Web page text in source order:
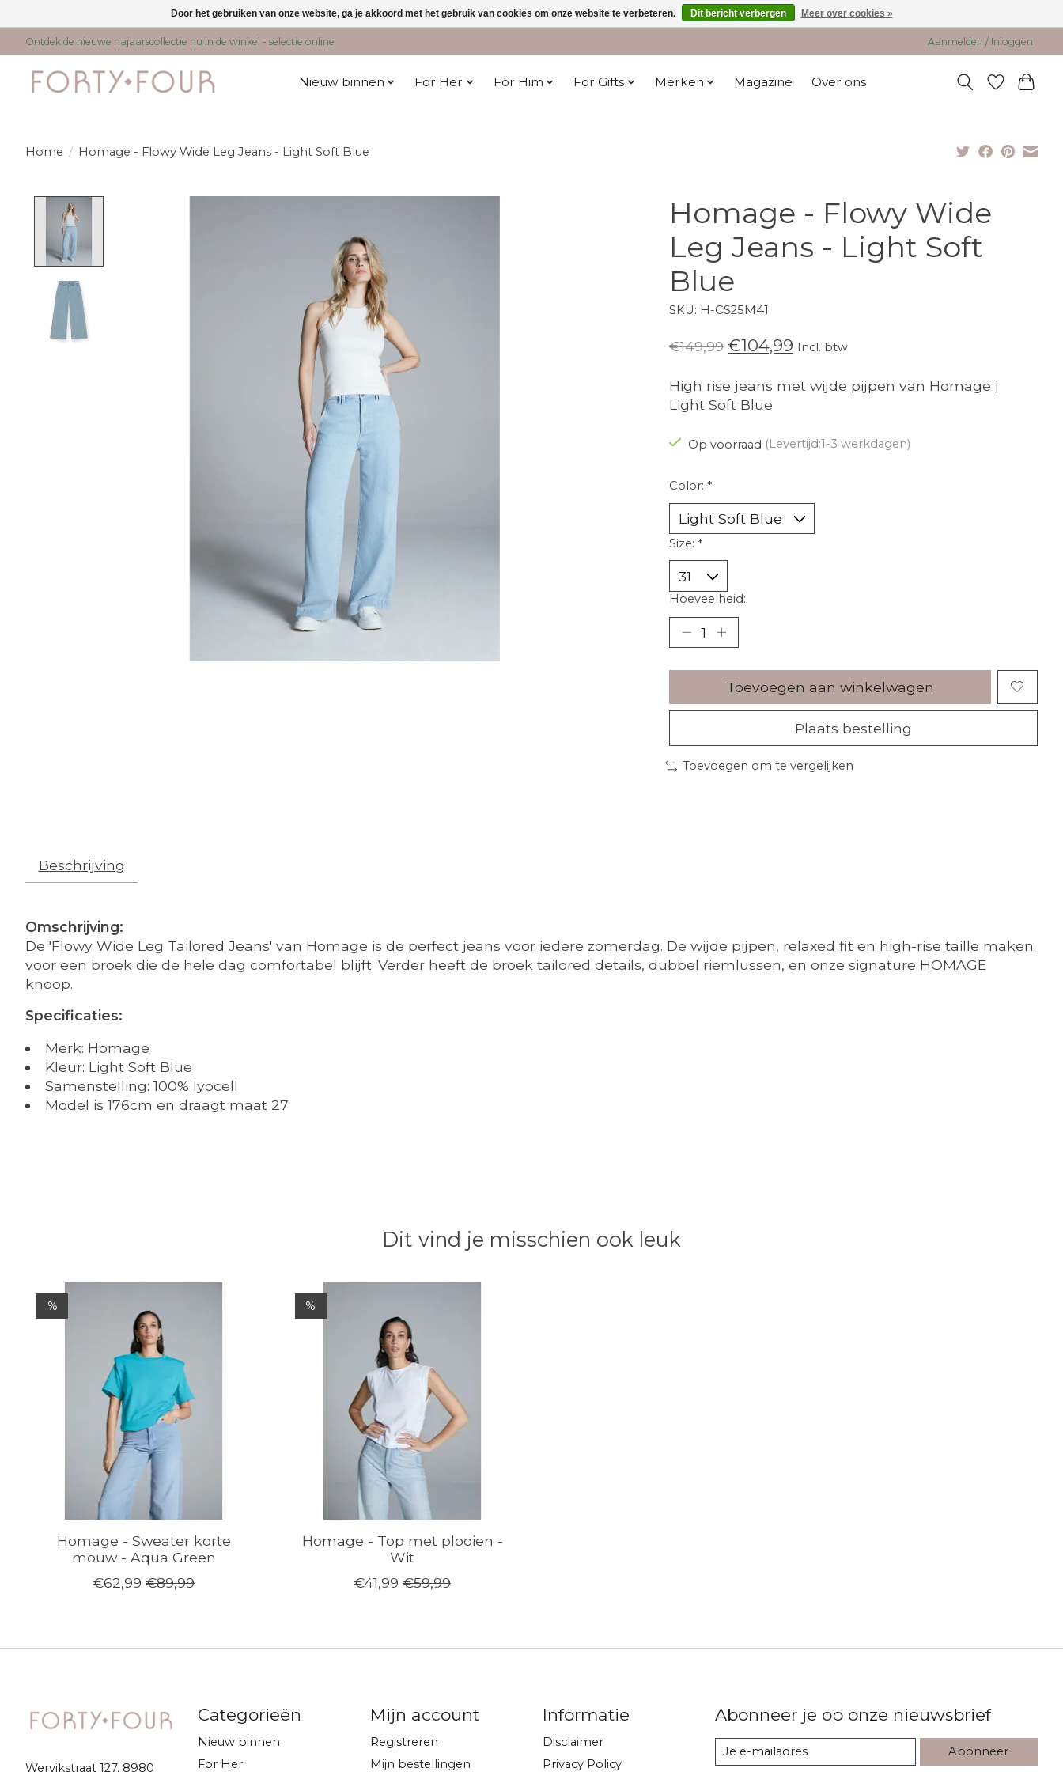
Ontdek de nieuwe najaarscollectie nu in de winkel - selectie online Aanmelden / Inloggen
Nieuw binnen For Her For Him For Gifts Merken Magazine Over ons
Home / Homage - Flowy Wide Leg Jeans - Light Soft Blue
Homage - Flowy Wide
Leg Jeans - Light Soft
Blue
SKU: H-CS25M41
€149,99 €104,99 Incl. btw
High rise jeans met wijde pijpen van Homage |
Light Soft Blue
Op voorraad (Levertijd:1-3 werkdagen)
Color: *
Size: *
Hoeveelheid:
Toevoegen aan winkelwagen
Plaats bestelling
Toevoegen om te vergelijken
Beschrijving
Omschrijving:
De 'Flowy Wide Leg Tailored Jeans' van Homage is de perfect jeans voor iedere zomerdag. De wijde pijpen, relaxed fit en high-rise taille maken
voor een broek die de hele dag comfortabel blijft. Verder heeft de broek tailored details, dubbel riemlussen, en onze signature HOMAGE
knoop.
Specificaties:
Merk: Homage
Kleur: Light Soft Blue
Samenstelling: 100% lyocell
Model is 176cm en draagt maat 27
Dit vind je misschien ook leuk
Items van productcarrousel
%
Homage - Sweater korte
mouw - Aqua Green
€62,99 €89,99
%
Homage - Top met plooien -
Wit
€41,99 €59,99
Wervikstraat 127, 8980
Categorieën
Nieuw binnen
For Her
Mijn account
Registreren
Mijn bestellingen
Informatie
Disclaimer
Privacy Policy
Abonneer je op onze nieuwsbrief
Abonneer
Door het gebruiken van onze website, ga je akkoord met het gebruik van cookies om onze website te verbeteren. Dit bericht verbergen Meer over cookies »